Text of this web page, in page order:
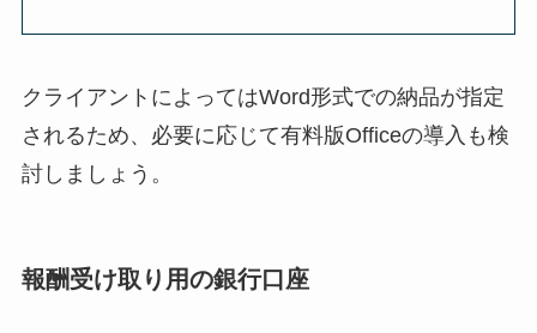
クライアントによってはWord形式での納品が指定
されるため、必要に応じて有料版Officeの導入も検
討しましょう。
報酬受け取り用の銀行口座